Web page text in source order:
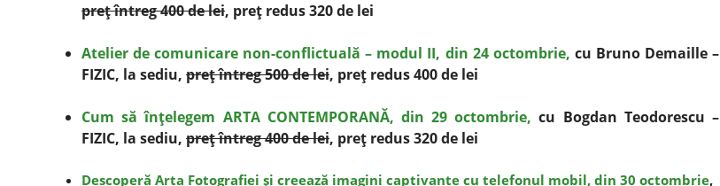
preţ întreg 400 de lei, preţ redus 320 de lei
Atelier de comunicare non-conflictuală – modul II, din 24 octombrie, cu Bruno Demaille –
FIZIC, la sediu, preţ întreg 500 de lei, preţ redus 400 de lei
Cum să înţelegem ARTA CONTEMPORANĂ, din 29 octombrie, cu Bogdan Teodorescu –
FIZIC, la sediu, preţ întreg 400 de lei, preţ redus 320 de lei
Descoperă Arta Fotografiei şi creează imagini captivante cu telefonul mobil, din 30 octombrie,